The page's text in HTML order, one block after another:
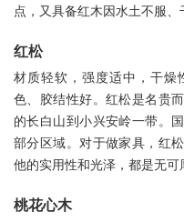
点，又具备红木因水土不服、
红松
材质轻软，强度适中，干燥
色、胶结性好。红松是名贵
的长白山到小兴安岭一带。
部分区域。对于做家具，红
他的实用性和光泽，都是无可
桃花心木